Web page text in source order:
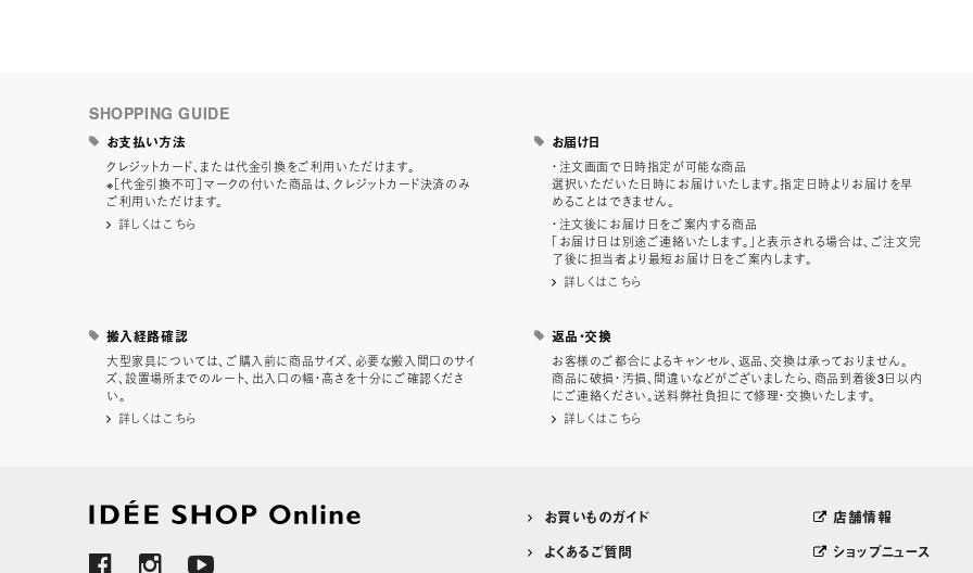
SHOPPING GUIDE
お支払い方法
クレジットカード、または代金引換をご利用いただけます。
※［代金引換不可］マークの付いた商品は、クレジットカード決済のみ
ご利用いただけます。
詳しくはこちら
お届け日
・注文画面で日時指定が可能な商品
選択いただいた日時にお届けいたします。指定日時よりお届けを早
めることはできません。
・注文後にお届け日をご案内する商品
「お届け日は別途ご連絡いたします。」と表示される場合は、ご注文完
了後に担当者より最短お届け日をご案内します。
詳しくはこちら
搬入経路確認
大型家具については、ご購入前に商品サイズ、必要な搬入間口のサイ
ズ、設置場所までのルート、出入口の幅・高さを十分にご確認くださ
い。
詳しくはこちら
返品・交換
お客様のご都合によるキャンセル、返品、交換は承っておりません。
商品に破損・汚損、間違いなどがございましたら、商品到着後3日以内
にご連絡ください。送料弊社負担にて修理・交換いたします。
詳しくはこちら
お買いものガイド
よくあるご質問
店舗情報
ショップニュース